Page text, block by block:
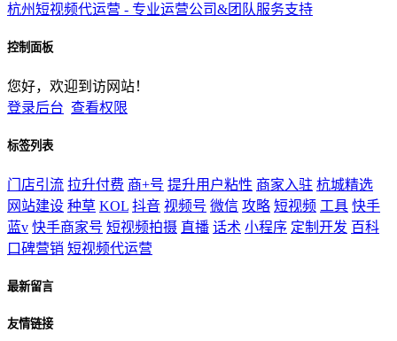
杭州短视频代运营 - 专业运营公司&团队服务支持
控制面板
您好，欢迎到访网站！
登录后台 查看权限
标签列表
门店引流 拉升付费 商+号 提升用户粘性 商家入驻 杭城精选
网站建设 种草 KOL 抖音 视频号 微信 攻略 短视频 工具 快手
蓝v 快手商家号 短视频拍摄 直播 话术 小程序 定制开发 百科
口碑营销 短视频代运营
最新留言
友情链接